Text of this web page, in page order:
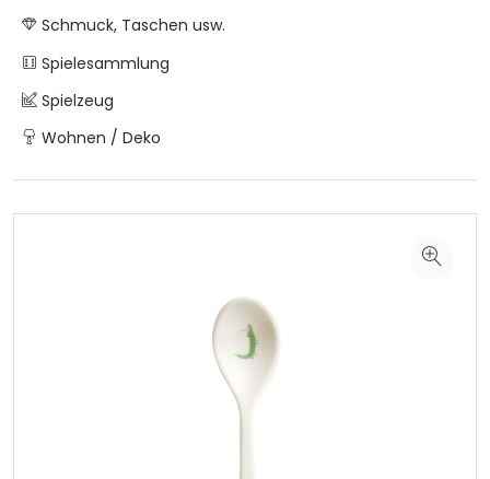
Schmuck, Taschen usw.
Spielesammlung
Spielzeug
Wohnen / Deko